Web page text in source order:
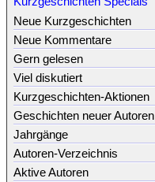
Neue Kurzgeschichten
Neue Kommentare
Gern gelesen
Viel diskutiert
Kurzgeschichten-Aktionen
Geschichten neuer Autoren
Jahrgänge
Autoren-Verzeichnis
Aktive Autoren